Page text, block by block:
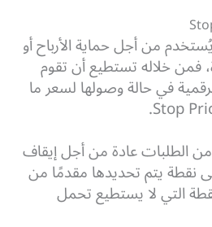
من أجل حماية الأرباح أو
فمن خلاله تستطيع أن تقوم
في حالة وصولها لسعر ما
من الطلبات عادة من أجل إيقاف
نقطة يتم تحديدها مقدمًا من
التي لا يستطيع تحمل